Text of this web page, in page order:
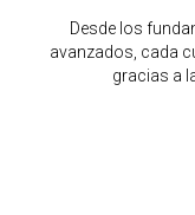
Desde los
avanzados, cada
gracias a